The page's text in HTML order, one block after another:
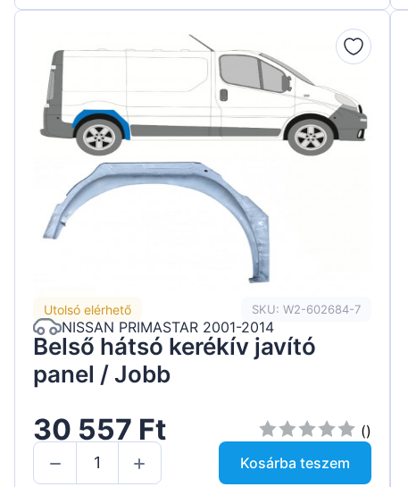
Utolsó elérhető SKU: W2-602684-7
NISSAN PRIMASTAR 2001-2014
Belső hátsó kerékív javító
panel / Jobb
30 557 Ft
()
Kosárba teszem